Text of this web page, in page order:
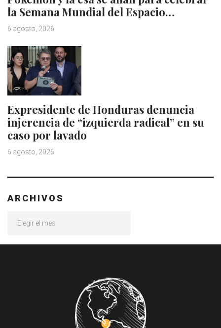
la Semana Mundial del Espacio…
6 agosto, 2026
Expresidente de Honduras denuncia
injerencia de “izquierda radical” en su
caso por lavado
6 agosto, 2026
ARCHIVOS